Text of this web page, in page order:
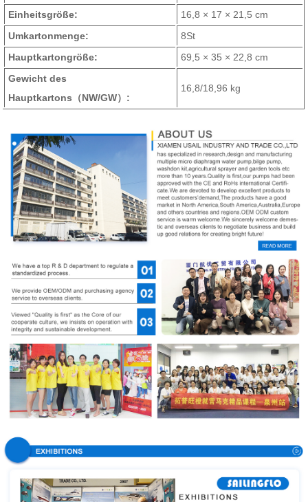
Einheitsgröße:
16,8 × 17 × 21,5 cm
Umkartonmenge:
8St
Hauptkartongröße:
69,5 × 35 × 22,8 cm
Gewicht des
Hauptkartons （NW/GW） :
16,8/18,96 kg